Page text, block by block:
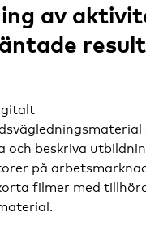
av
och beskriva
på
filmer med